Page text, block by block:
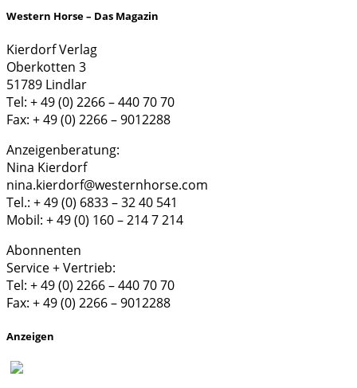
Western Horse – Das Magazin
Kierdorf Verlag
Oberkotten 3
51789 Lindlar
Tel: + 49 (0) 2266 – 440 70 70
Fax: + 49 (0) 2266 – 9012288
Anzeigenberatung:
Nina Kierdorf
nina.kierdorf@westernhorse.com
Tel.: + 49 (0) 6833 – 32 40 541
Mobil: + 49 (0) 160 – 214 7 214
Abonnenten
Service + Vertrieb:
Tel: + 49 (0) 2266 – 440 70 70
Fax: + 49 (0) 2266 – 9012288
Anzeigen